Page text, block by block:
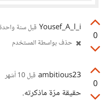
0
Yousef_A_l_i قبل سنة واحدة
حذف بواسطة المستخدم
0
ambitious23 قبل 10 أشهر
حقيقة مرّة ماذكرته.